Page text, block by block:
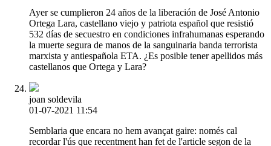
Ayer se cumplieron 24 años de la liberación de José Antonio
Ortega Lara, castellano viejo y patriota español que resistió
532 días de secuestro en condiciones infrahumanas esperando
la muerte segura de manos de la sanguinaria banda terrorista
marxista y antiespañola ETA. ¿Es posible tener apellidos más
castellanos que Ortega y Lara?
joan soldevila
01-07-2021 11:54
Semblaria que encara no hem avançat gaire: només cal
recordar l'ús que recentment han fet de l'article segon de la